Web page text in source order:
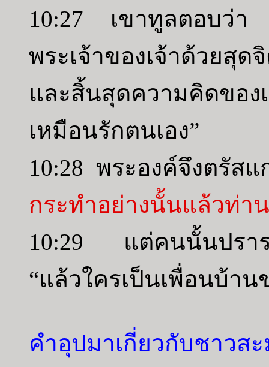
10:27 เขาทูลตอบว่า
พระเจ้าของเจ้าด้วยสุ
และสิ้นสุดความคิดข
เหมือนรักตนเอง”
10:28 พระองค์จึงตรัส
กระทำอย่างนั้นแล้วท่า
10:29 แต่คนนั้นปราร
“แล้วใครเป็นเพื่อนบ้าน
คำอุปมาเกี่ยวกับชาวสะ